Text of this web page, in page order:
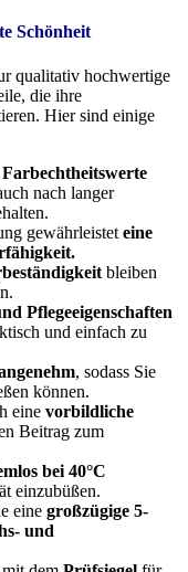
Schönheit
qualitativ hochwertige
die ihre
Hier sind einige
nach langer
gewährleistet eine
bleiben
Pflegeeigenschaften
und einfach zu
, sodass Sie
können.
eine vorbildliche
Beitrag zum
bei 40°C
einzubüßen.
eine großzügige 5-
und